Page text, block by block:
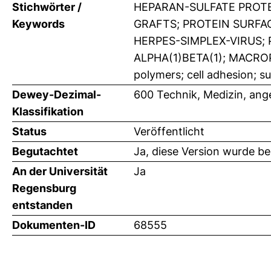
Stichwörter /
Keywords
HEPARAN-SULFATE
GRAFTS; PROTEIN
HERPES-SIMPLEX-
ALPHA(1)BETA(1);
polymers; cell adhesion;
Dewey-Dezimal-
Klassifikation
600 Technik, Medizin,
Status
Veröffentlicht
Begutachtet
Ja, diese Version wurde
An der Universität
Regensburg
entstanden
Ja
Dokumenten-ID 68555